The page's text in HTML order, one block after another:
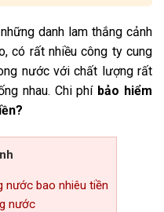
danh lam thắng cảnh
có rất nhiều công ty cung
nước với chất lượng rất
nhau. Chi phí bảo hiểm
nước bao nhiêu tiền
nước